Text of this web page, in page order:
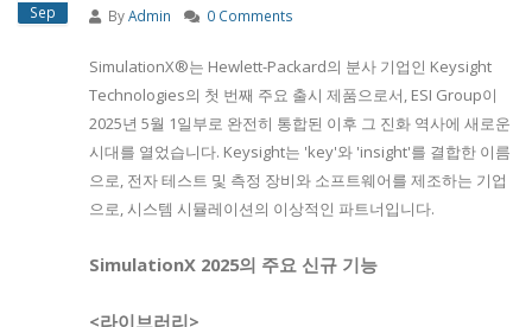
Sep ByAdmin 0 Comments
SimulationX®는 Hewlett-Packard의 분사 기업인 Keysight
Technologies의 첫 번째 주요 출시 제품으로서 , ESI Group이
2025년 5월 1일부로 완전히 통합된 이후 그 진화 역사에 새로운
시대를 열었습니다. Keysight는 'key'와 'insight'를 결합한 이름
으로 전자 테스트 및 측정 장비와 소프트웨어를 제조하는 기업
으로 시스템 시뮬레이션의 이상적인 파트너입니다.
SimulationX 2025의 주요 신규 기능
<라이브러리>